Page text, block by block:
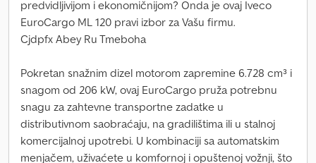
predvidljivijom i ekonomičnijom? Onda je ovaj Iveco
EuroCargo ML 120 pravi izbor za Vašu firmu.
Cjdpfx Abey Ru Tmeboha
Pokretan snažnim dizel motorom zapremine 6.728 cm³ i
snagom od 206 kW, ovaj EuroCargo pruža potrebnu
snagu za zahtevne transportne zadatke u
distributivnom saobraćaju, na gradilištima ili u stalnoj
komercijalnoj upotrebi. U kombinaciji sa automatskim
menjačem, uživaćete u komfornoj i opuštenoj vožnji, što